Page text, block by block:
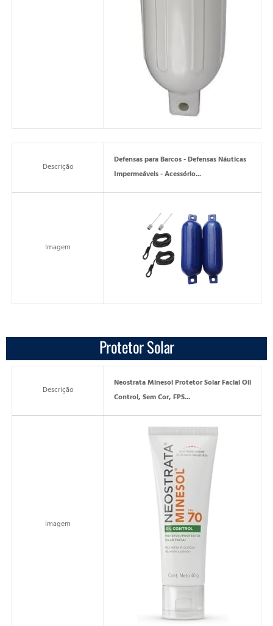
Descrição
Defensas para Barcos - Defensas Náuticas
Impermeáveis - Acessório...
Imagem
Protetor Solar
Descrição
Neostrata Minesol Protetor Solar Facial Oil
Control, Sem Cor, FPS...
Imagem